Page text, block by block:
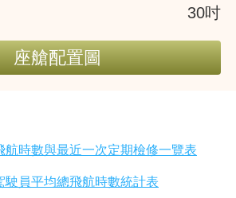
30吋
座艙配置圖
航時數與最近一次定期檢修一覽表
駛員平均總飛航時數統計表